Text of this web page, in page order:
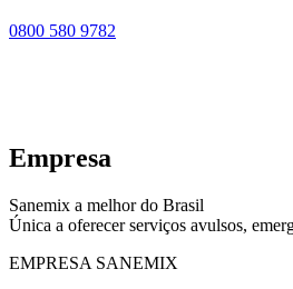
0800 580 9782
Empresa
Sanemix a melhor do Brasil
Única a oferecer serviços avulsos,
EMPRESA SANEMIX